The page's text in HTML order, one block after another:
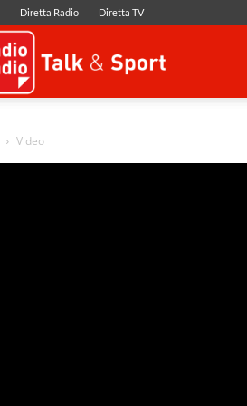
Diretta Radio Diretta TV
Video